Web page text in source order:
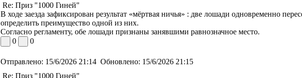
Re: Приз "1000 Гиней"
В ходе заезда зафиксирован результат «мёртвая ничья» : две лошади одновременно
определить преимущество одной из них.
Согласно регламенту, обе лошади признаны занявшими равнозначное место.
0
0
Отправлено: 15/6/2026 21:14 Обновлено: 15/6/2026 21:15
Re: Приз "1000 Гиней"